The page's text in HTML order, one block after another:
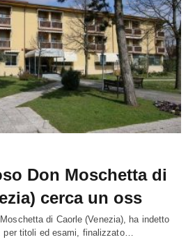
Don Moschetta di
cerca un oss
di Caorle (Venezia), ha indetto
titoli ed esami, finalizzato…